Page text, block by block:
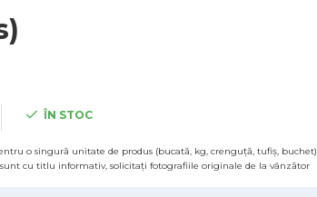
ÎN STOC
o singură unitate de produs (bucată, kg, crenguță, tufiș, buchet)
cu titlu informativ, solicitați fotografiile originale de la vânzător